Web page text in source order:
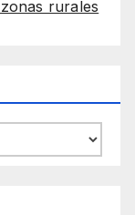
rurales